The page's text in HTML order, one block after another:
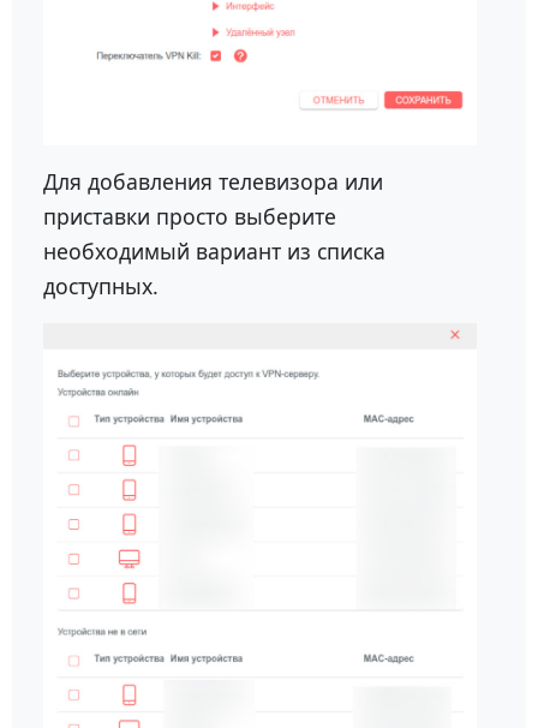
Для добавления телевизора или
приставки просто выберите
необходимый вариант из списка
доступных.